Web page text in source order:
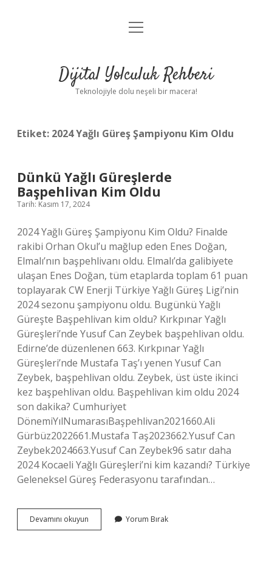
Anasayfa
Yasal Uyarı
menüyü
Dijital Yolculuk Rehberi
Teknolojiyle dolu neşeli bir macera!
Etiket: 2024 Yağlı Güreş Şampiyonu Kim Oldu
Dünkü Yağlı Güreşlerde
Başpehlivan Kim Oldu
Tarih: Kasım 17, 2024
2024 Yağlı Güreş Şampiyonu Kim Oldu? Finalde
rakibi Orhan Okul’u mağlup eden Enes Doğan,
Elmalı’nın başpehlivanı oldu. Elmalı’da galibiyete
ulaşan Enes Doğan, tüm etaplarda toplam 61 puan
toplayarak CW Enerji Türkiye Yağlı Güreş Ligi’nin
2024 sezonu şampiyonu oldu. Bugünkü Yağlı
Güreşte Başpehlivan kim oldu? Kırkpınar Yağlı
Güreşleri’nde Yusuf Can Zeybek başpehlivan oldu.
Edirne’de düzenlenen 663. Kırkpınar Yağlı
Güreşleri’nde Mustafa Taş’ı yenen Yusuf Can
Zeybek, başpehlivan oldu. Zeybek, üst üste ikinci
kez başpehlivan oldu. Başpehlivan kim oldu 2024
son dakika? Cumhuriyet
DönemiYılNumarasıBaşpehlivan2021660.Ali
Gürbüz2022661.Mustafa Taş2023662.Yusuf Can
Zeybek2024663.Yusuf Can Zeybek96 satır daha
2024 Kocaeli Yağlı Güreşleri’ni kim kazandı? Türkiye
Geleneksel Güreş Federasyonu tarafından…
Devamını okuyun
Yağlı
Yorum Bırak